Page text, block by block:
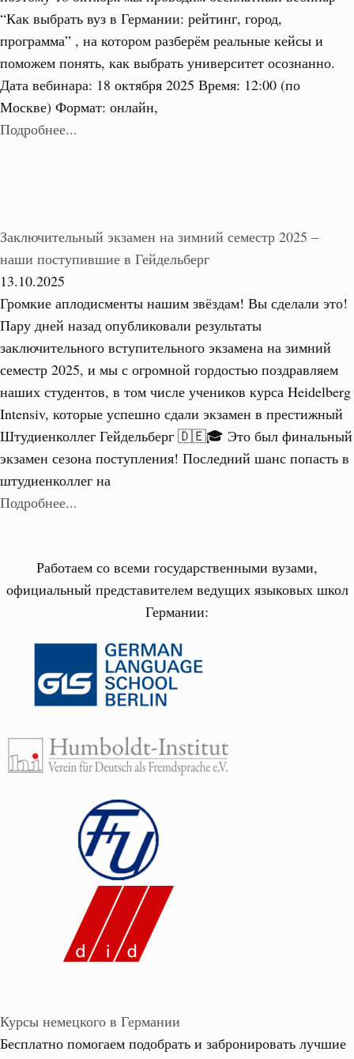
“Как выбрать вуз в Германии: рейтинг, город,
программа” , на котором разберём реальные кейсы и
поможем понять, как выбрать университет осознанно.
Дата вебинара: 18 октября 2025 Время: 12:00 (по
Москве) Формат: онлайн,
Подробнее...
Заключительный экзамен на зимний семестр 2025 –
наши поступившие в Гейдельберг
13.10.2025
Громкие аплодисменты нашим звёздам! Вы сделали это!
Пару дней назад опубликовали результаты
заключительного вступительного экзамена на зимний
семестр 2025, и мы с огромной гордостью поздравляем
наших студентов, в том числе учеников курса Heidelberg
Intensiv, которые успешно сдали экзамен в престижный
Штудиенколлег Гейдельберг 🇩🇪🎓 Это был финальный
экзамен сезона поступления! Последний шанс попасть в
штудиенколлег на
Подробнее...
Работаем со всеми государственными вузами,
официальный представителем ведущих языковых школ
Германии:
Курсы немецкого в Германии
Бесплатно помогаем подобрать и забронировать лучшие